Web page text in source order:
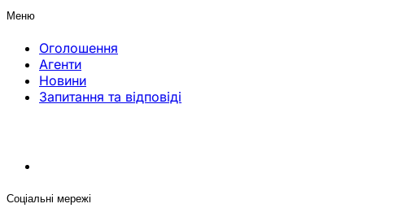
Меню
Оголошення
Агенти
Новини
Запитання та відповіді
Соціальні мережі